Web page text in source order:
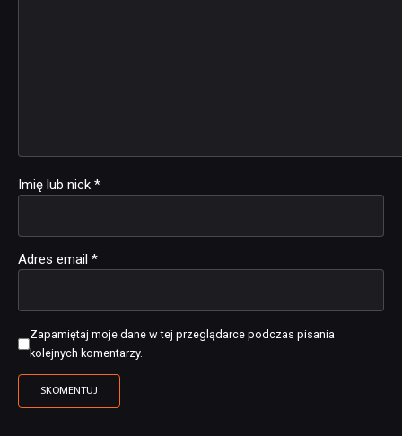
Imię lub nick *
Adres email *
Zapamiętaj moje dane w tej przeglądarce podczas pisania
kolejnych komentarzy.